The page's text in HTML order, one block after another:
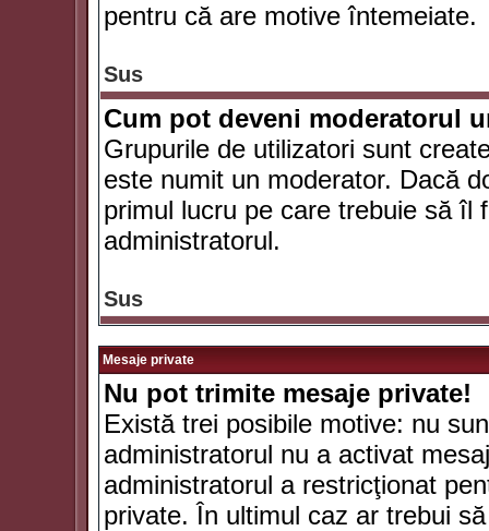
pentru că are motive întemeiate.
Sus
Cum pot deveni moderatorul
Grupurile de utilizatori sunt
este numit un moderator. Dacă
primul lucru pe care trebuie să îl
administratorul.
Sus
Mesaje private
Nu pot trimite mesaje private!
Există trei posibile motive: nu
administratorul nu a activat
administratorul a restricţionat
private. În ultimul caz ar trebui